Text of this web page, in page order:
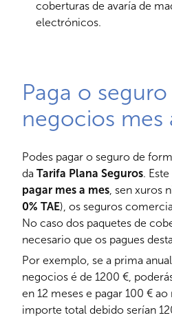
coberturas de avaría de
electrónicos.
Paga o
negocios mes
Podes pagar o seguro de
da Tarifa Plana Seguros.
pagar mes a mes , sen xuros
0% TAE), os seguros
No caso dos paquetes de
necesario que os pagues
Por exemplo, se a prima
negocios é de 1200 €,
en 12 meses e pagar 100 €
importe total debido serían